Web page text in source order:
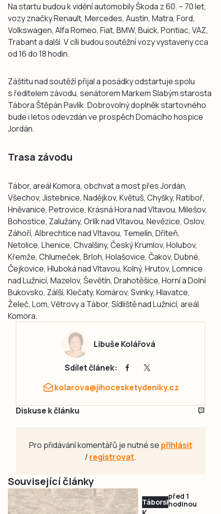
Na startu budou k vidění automobily Škoda z 60. – 70 let,
vozy značky Renault, Mercedes, Austin, Matra, Ford,
Volkswagen, Alfa Romeo, Fiat, BMW, Buick, Pontiac, VAZ,
Trabant a další. V cíli budou soutěžní vozy vystaveny cca
od 16 do 18 hodin.
Záštitu nad soutěží přijal a posádky odstartuje spolu
s ředitelem závodu, senátorem Markem Slabým starosta
Tábora Štěpán Pavlík. Dobrovolný doplněk startovného
bude i letos odevzdán ve prospěch Domácího hospice
Jordán.
Trasa závodu
Tábor, areál Komora, obchvat a most přes Jordán,
Všechov, Jistebnice, Nadějkov, Květuš, Chyšky, Ratiboř,
Hněvanice, Petrovice, Krásná Hora nad Vltavou, Milešov,
Bohostice, Zalužany, Orlík nad Vltavou, Nevězice, Oslov,
Záhoří, Albrechtice nad Vltavou, Temelín, Dříteň,
Netolice, Lhenice, Chvalšiny, Český Krumlov, Holubov,
Křemže, Chlumeček, Brloh, Holašovice, Čakov, Dubné,
Čejkovice, Hluboká nad Vltavou, Kolný, Hrutov, Lomnice
nad Lužnicí, Mazelov, Ševětín, Drahotěšice, Horní a Dolní
Bukovsko, Zálší, Klečaty, Komárov, Svinky, Hlavatce,
Želeč, Lom, Větrovy a Tábor, Sídliště nad Lužnicí, areál
Komora.
Libuše Kolářová
Sdílet článek:
kolarova@jihocesketydeniky.cz
Diskuse k článku
Pro přidávání komentářů je nutné se přihlásit
/registrovat.
Související články
Táborsko
před 1
hodinou